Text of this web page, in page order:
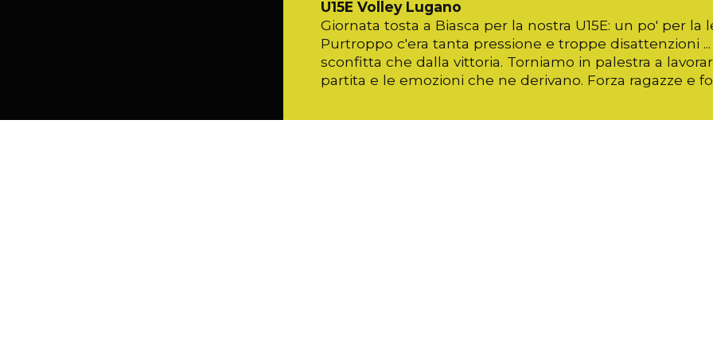
U15E Volley Lugano
Giornata tosta a Biasca per la nostra U15E: un po' per la
Purtroppo c'era tanta pressione e troppe disattenzioni
sconfitta che dalla vittoria. Torniamo in palestra a
partita e le emozioni che ne derivano. Forza ragazze e